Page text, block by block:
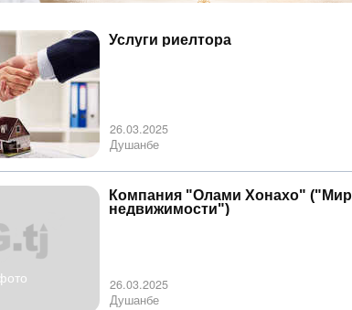
Услуги риелтора
26.03.2025
Душанбе
Компания "Олами Хонахо" ("Мир
недвижимости")
26.03.2025
Душанбе